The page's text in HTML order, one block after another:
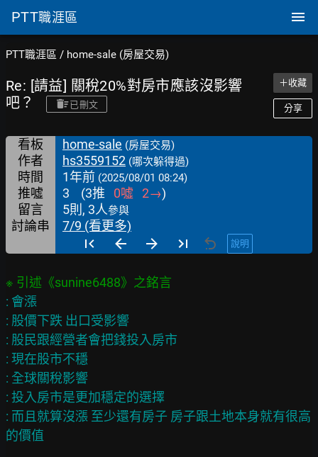
PTT職涯區
PTT職涯區 / home-sale (房屋交易)
Re: [請益] 關稅20%對房市應該沒影響
吧？
已刪文
＋收藏
分享
看板 home-sale (房屋交易)
作者 hs3559152 (哪次躲得過)
時間 1年前 (2025/08/01 08:24)
推噓 3 (3推 0噓 2→)
留言
5則, 3人參與
討論串 7/9 (看更多)
說明
: 會漲
: 股價下跌 出口受影響
: 股民跟經營者會把錢投入房市
: 現在股市不穩
: 全球關稅影響
: 投入房市是更加穩定的選擇
: 而且就算沒漲 至少還有房子 房子跟土地本身就有很高